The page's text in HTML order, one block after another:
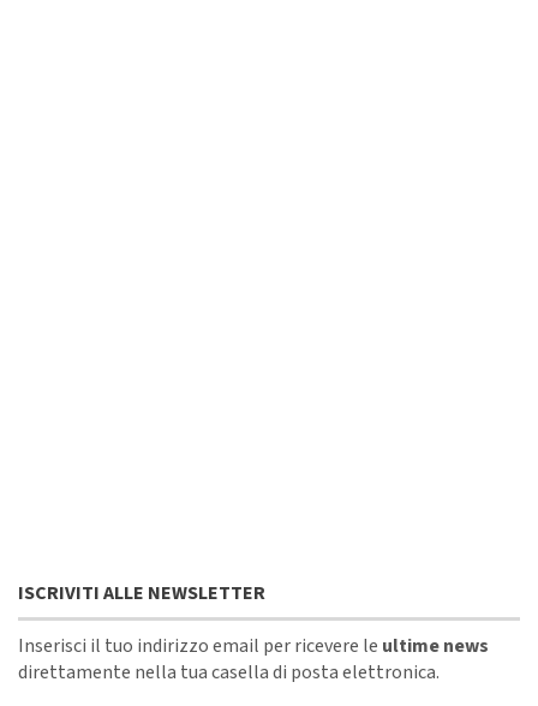
ISCRIVITI ALLE NEWSLETTER
Inserisci il tuo indirizzo email per ricevere le ultime news
direttamente nella tua casella di posta elettronica.